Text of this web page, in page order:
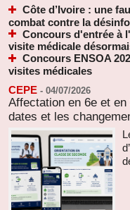
Côte d’Ivoire : une
combat contre la
Concours d'entrée à
visite médicale
Concours ENSOA
visites médicales
CEPE - 04/07/2026
Affectation en 6e et
dates et les